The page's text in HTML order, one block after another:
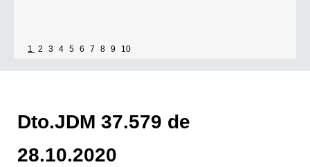
1 2 3 4 5 6 7 8 9 10
Dto.JDM 37.579 de
28.10.2020